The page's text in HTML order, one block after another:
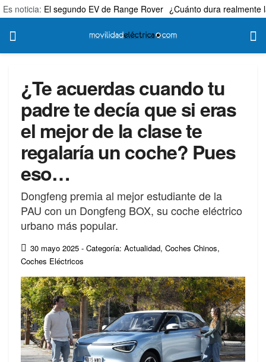
Es noticia: El segundo EV de Range Rover ¿Cuánto dura realmente
¿Te acuerdas cuando tu
padre te decía que si eras
el mejor de la clase te
regalaría un coche? Pues
eso…
Dongfeng premia al mejor estudiante de la
PAU con un Dongfeng BOX, su coche eléctrico
urbano más popular.
30 mayo 2025 - Categoría: Actualidad, Coches Chinos,
Coches Eléctricos